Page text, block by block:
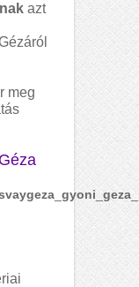
azt
meg
Géza
gyoni_geza